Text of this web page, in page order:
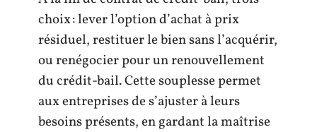
choix : lever l’option d’achat à prix
résiduel, restituer le bien sans l’acquérir,
ou renégocier pour un renouvellement
du crédit-bail. Cette souplesse permet
aux entreprises de s’ajuster à leurs
besoins présents, en gardant la maîtrise